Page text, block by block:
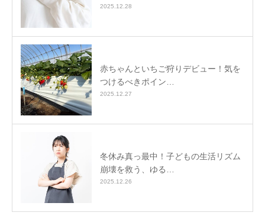
2025.12.28
赤ちゃんといちご狩りデビュー！気を
つけるべきポイン…
2025.12.27
冬休み真っ最中！子どもの生活リズム
崩壊を救う、ゆる…
2025.12.26